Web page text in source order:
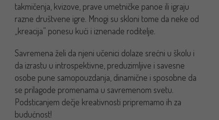
takmičenja, kvizove, prave umetničke panoe ili igraju
razne društvene igre. Mnogi su skloni tome da neke od
„kreacija” ponesu kući i iznenade roditelje.
Savremena želi da njeni učenici dolaze srećni u školu i
da izrastu u introspektivne, preduzimljive i savesne
osobe pune samopouzdanja, dinamične i sposobne da
se prilagode promenama u savremenom svetu.
Podsticanjem dečje kreativnosti pripremamo ih za
budućnost!